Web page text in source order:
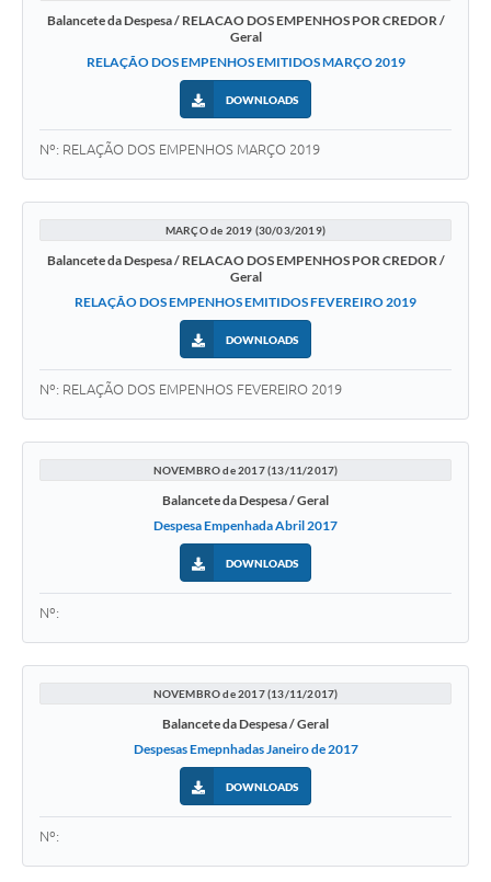
Balancete da Despesa / RELACAO DOS EMPENHOS POR CREDOR /
Geral
RELAÇÃO DOS EMPENHOS EMITIDOS MARÇO 2019
DOWNLOADS
Nº: RELAÇÃO DOS EMPENHOS MARÇO 2019
MARÇO de 2019 (30/03/2019)
Balancete da Despesa / RELACAO DOS EMPENHOS POR CREDOR /
Geral
RELAÇÃO DOS EMPENHOS EMITIDOS FEVEREIRO 2019
DOWNLOADS
Nº: RELAÇÃO DOS EMPENHOS FEVEREIRO 2019
NOVEMBRO de 2017 (13/11/2017)
Balancete da Despesa / Geral
Despesa Empenhada Abril 2017
DOWNLOADS
Nº:
NOVEMBRO de 2017 (13/11/2017)
Balancete da Despesa / Geral
Despesas Emepnhadas Janeiro de 2017
DOWNLOADS
Nº: